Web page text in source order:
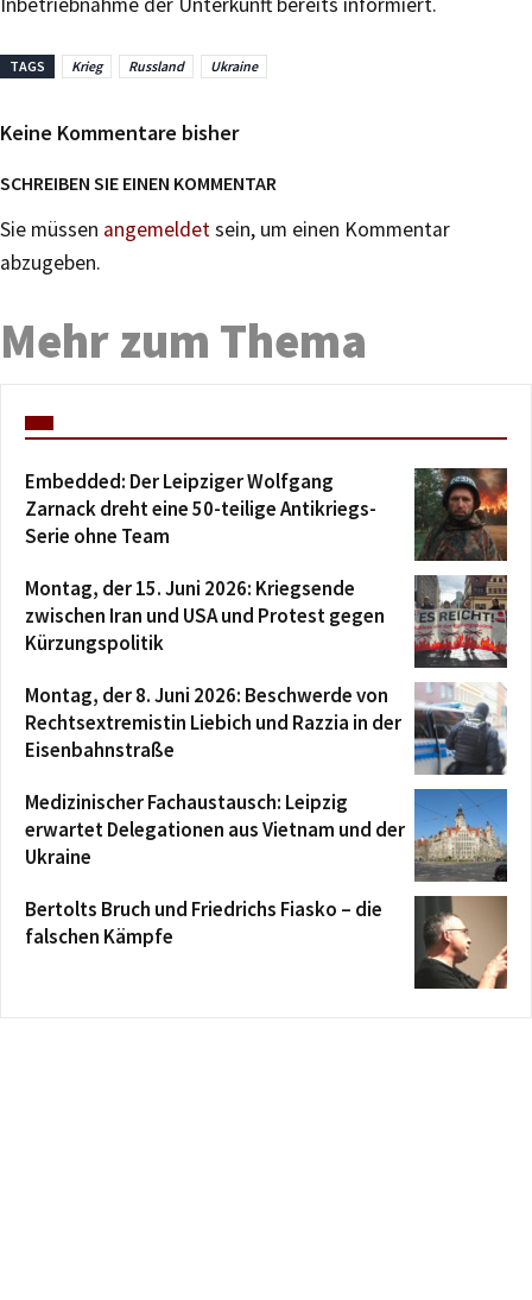
TAGS Krieg Russland Ukraine
Keine Kommentare bisher
SCHREIBEN SIE EINEN KOMMENTAR
Sie müssen angemeldetsein, um einen Kommentar
abzugeben.
Mehr zum Thema
Embedded: Der Leipziger Wolfgang
Zarnack dreht eine 50-teilige Antikriegs-
Serie ohne Team
Montag, der 15. Juni 2026: Kriegsende
zwischen Iran und USA und Protest gegen
Kürzungspolitik
Montag, der 8. Juni 2026: Beschwerde von
Rechtsextremistin Liebich und Razzia in der
Eisenbahnstraße
Medizinischer Fachaustausch: Leipzig
erwartet Delegationen aus Vietnam und der
Ukraine
Bertolts Bruch und Friedrichs Fiasko – die
falschen Kämpfe